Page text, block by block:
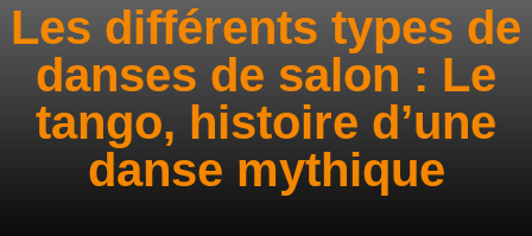
Les différents types de
danses de salon : Le
tango, histoire d’une
danse mythique